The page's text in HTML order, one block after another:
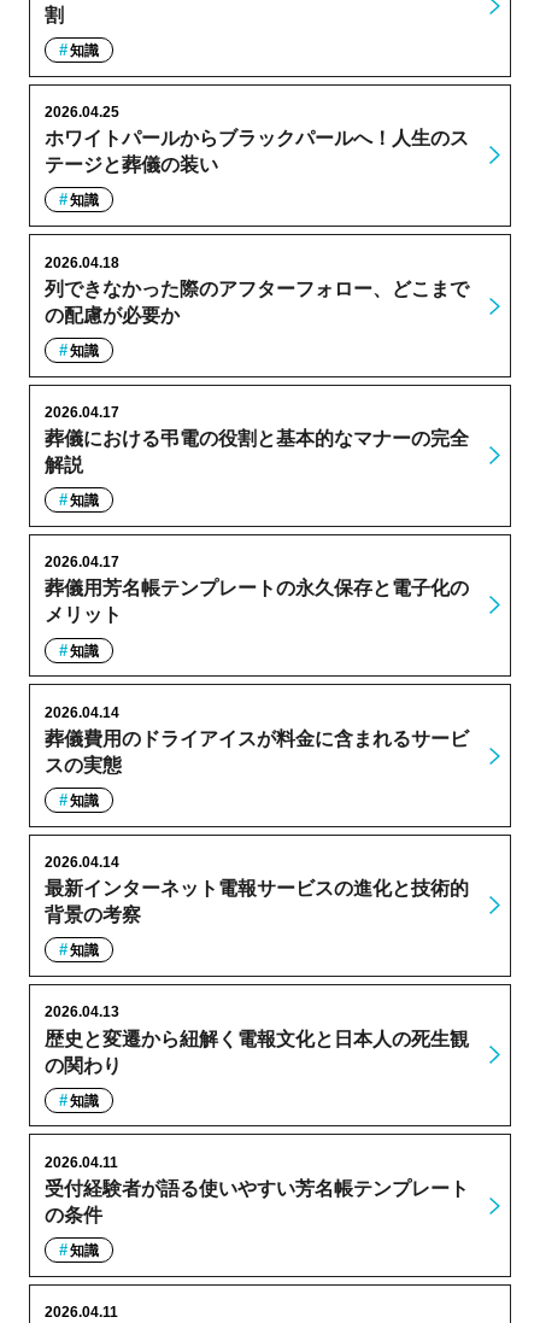
割
知識
ホワイトパールからブラックパールへ！人生のス
テージと葬儀の装い
2026.04.25
知識
列できなかった際のアフターフォロー、どこまで
の配慮が必要か
2026.04.18
知識
葬儀における弔電の役割と基本的なマナーの完全
解説
2026.04.17
知識
葬儀用芳名帳テンプレートの永久保存と電子化の
メリット
2026.04.17
知識
葬儀費用のドライアイスが料金に含まれるサービ
スの実態
2026.04.14
知識
最新インターネット電報サービスの進化と技術的
背景の考察
2026.04.14
知識
歴史と変遷から紐解く電報文化と日本人の死生観
の関わり
2026.04.13
知識
受付経験者が語る使いやすい芳名帳テンプレート
の条件
2026.04.11
知識
2026.04.11